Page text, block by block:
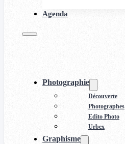
Agenda
Photographie
Découverte
Photographes
Edito Photo
Urbex
Graphisme